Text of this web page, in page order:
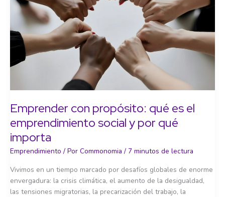
Emprender con propósito: qué es el
emprendimiento social y por qué
importa
Emprendimiento / Por Commonomia / 7 minutos de lectura
Vivimos en un tiempo marcado por desafíos globales de enorme
envergadura: la crisis climática, el aumento de la desigualdad,
las tensiones migratorias, la precarización del trabajo, la